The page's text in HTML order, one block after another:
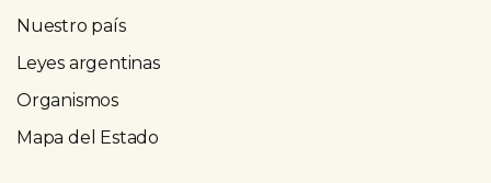
Nuestro país
Leyes argentinas
Organismos
Mapa del Estado